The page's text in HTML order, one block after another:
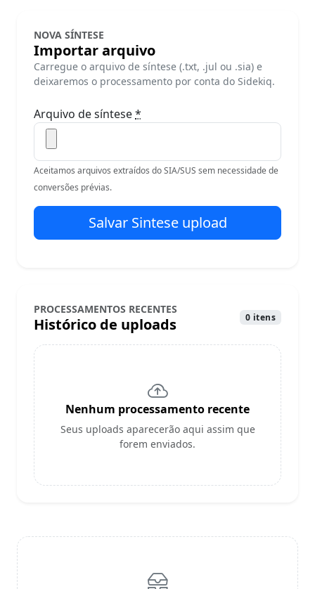
NOVA SÍNTESE
Importar arquivo
Carregue o arquivo de síntese (.txt, .jul ou .sia) e
deixaremos o processamento por conta do Sidekiq.
Arquivo de síntese*
Aceitamos arquivos extraídos do SIA/SUS sem necessidade de
conversões prévias.
PROCESSAMENTOS RECENTES
Histórico de uploads 0 itens
Nenhum processamento recente
Seus uploads aparecerão aqui assim que
forem enviados.